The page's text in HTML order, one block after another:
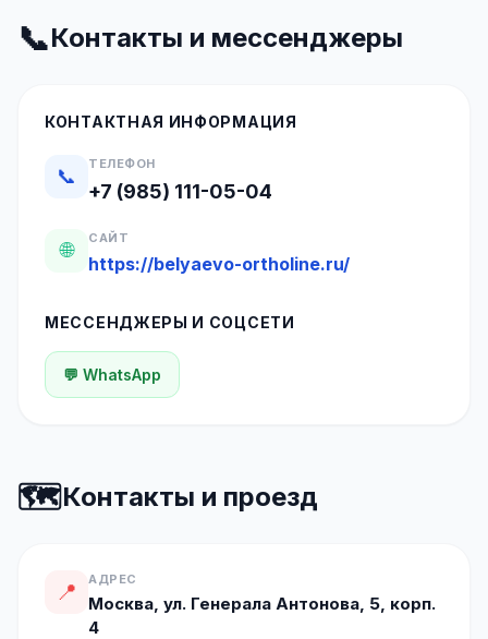
📞Контакты и мессенджеры
КОНТАКТНАЯ ИНФОРМАЦИЯ
📞
ТЕЛЕФОН
+7 (985) 111-05-04
🌐
САЙТ
https://belyaevo-ortholine.ru/
МЕССЕНДЖЕРЫ И СОЦСЕТИ
💬 WhatsApp
🗺️Контакты и проезд
📍 АДРЕС
Москва, ул. Генерала Антонова, 5, корп.
4